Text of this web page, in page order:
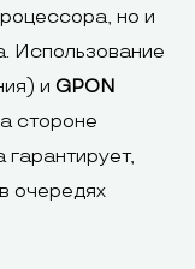
но и
Использование
и GPON
стороне
очередях